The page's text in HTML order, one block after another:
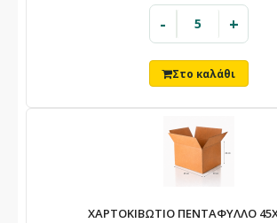
- +
ΧΑΡΤΟΚΙΒΩΤΙΟ ΠΕΝΤΑΦΥΛΛΟ